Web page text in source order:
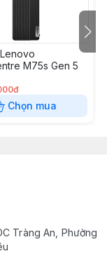
M75s Gen 5
Chọn mua
Tràng An, Phường